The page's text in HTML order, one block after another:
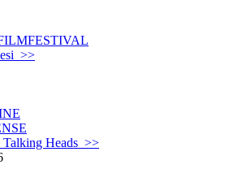
>>
Talking Heads >>